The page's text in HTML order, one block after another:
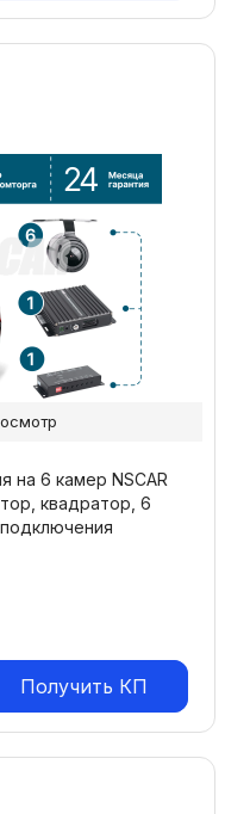
на 6 камер NSCAR
квадратор, 6
Получить КП